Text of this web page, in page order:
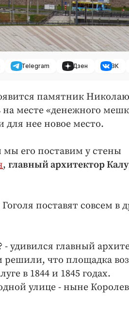
Telegram Дзен ВК
памятник Николаю
на месте «денежного
для нее новое место.
мы его поставим у стены
, главный архитектор
поставят совсем в
- удивился главный
решили, что площадка
в 1844 и 1845 годах.
улице - ныне